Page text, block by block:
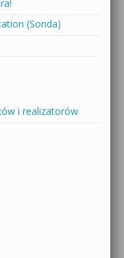
(Sonda)
i realizatorów